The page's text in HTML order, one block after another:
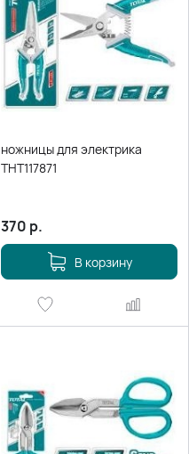
ножницы для электрика
THT117871
370 р.
В корзину